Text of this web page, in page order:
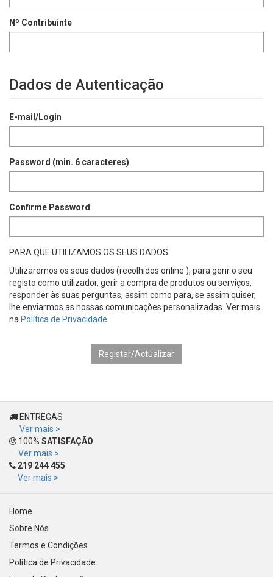
Nº Contribuinte
Dados de Autenticação
E-mail/Login
Password (min. 6 caracteres)
Confirme Password
PARA QUE UTILIZAMOS OS SEUS DADOS
Utilizaremos os seus dados (recolhidos online ), para gerir o seu
registo como utilizador, gerir a compra de produtos ou serviços,
responder às suas perguntas, assim como para, se assim quiser,
lhe enviarmos as nossas comunicações personalizadas. Ver mais
na Política de Privacidade
ENTREGAS
Ver mais >
100% SATISFAÇÃO
Ver mais >
219 244 455
Ver mais >
Home
Sobre Nós
Termos e Condições
Política de Privacidade